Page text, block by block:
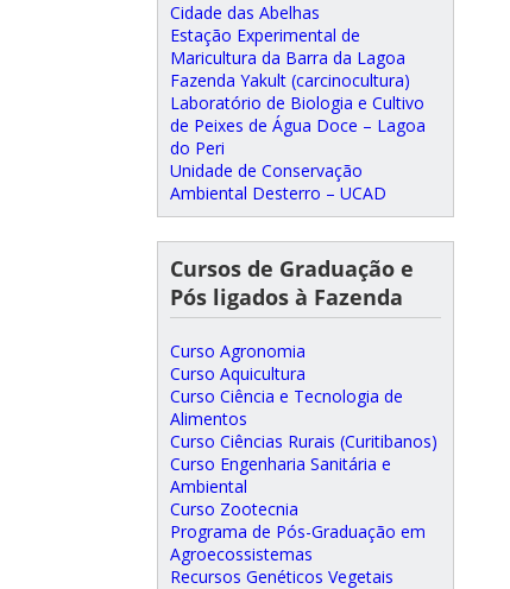
Cidade das Abelhas
Estação Experimental de
Maricultura da Barra da Lagoa
Fazenda Yakult (carcinocultura)
Laboratório de Biologia e Cultivo
de Peixes de Água Doce – Lagoa
do Peri
Unidade de Conservação
Ambiental Desterro – UCAD
Cursos de Graduação e
Pós ligados à Fazenda
Curso Agronomia
Curso Aquicultura
Curso Ciência e Tecnologia de
Alimentos
Curso Ciências Rurais (Curitibanos)
Curso Engenharia Sanitária e
Ambiental
Curso Zootecnia
Programa de Pós-Graduação em
Agroecossistemas
Recursos Genéticos Vegetais